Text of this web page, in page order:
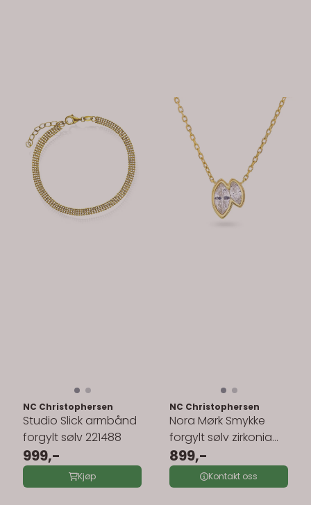
NC Christophersen
Studio Slick armbånd
forgylt sølv 221488
999,-
Kjøp
NC Christophersen
Nora Mørk Smykke
forgylt sølv zirkonia
710356
899,-
Kontakt oss